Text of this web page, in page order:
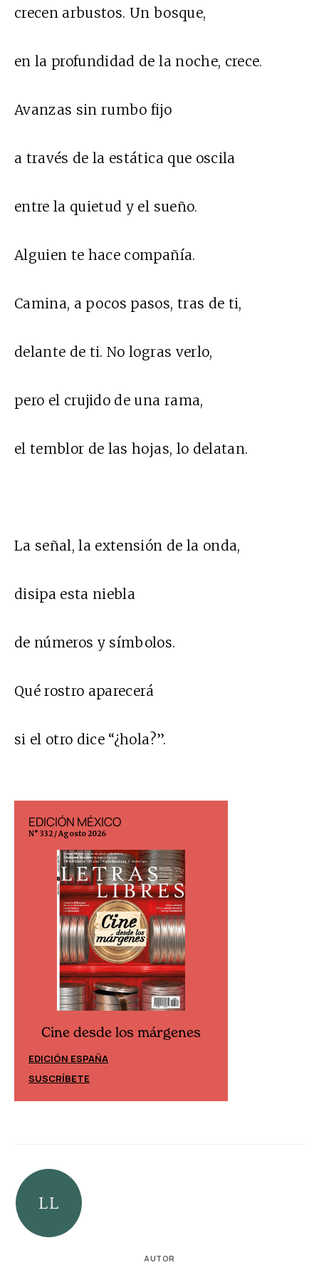
crecen arbustos. Un bosque,
en la profundidad de la noche, crece.
Avanzas sin rumbo fijo
a través de la estática que oscila
entre la quietud y el sueño.
Alguien te hace compañía.
Camina, a pocos pasos, tras de ti,
delante de ti. No logras verlo,
pero el crujido de una rama,
el temblor de las hojas, lo delatan.
La señal, la extensión de la onda,
disipa esta niebla
de números y símbolos.
Qué rostro aparecerá
si el otro dice “¿hola?”.
EDICIÓN MÉXICO
N° 332 / Agosto 2026
Cine desde los márgenes
EDICIÓN ESPAÑA
SUSCRÍBETE
AUTOR